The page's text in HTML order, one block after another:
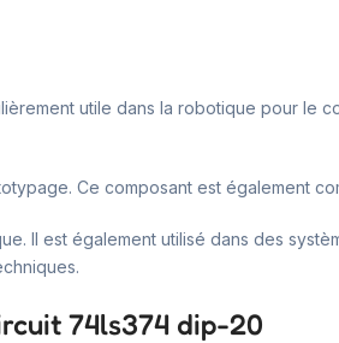
utile dans la robotique pour le
Ce composant est également
Il est également utilisé dans des
74ls374 dip-20